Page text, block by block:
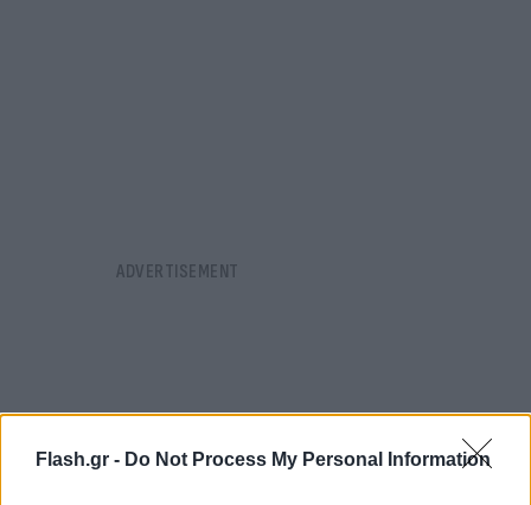
Flash.gr - Do Not Process My Personal Information